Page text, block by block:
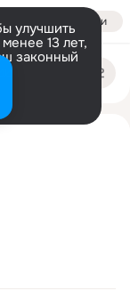
Войти
улучшить
13 лет,
законный